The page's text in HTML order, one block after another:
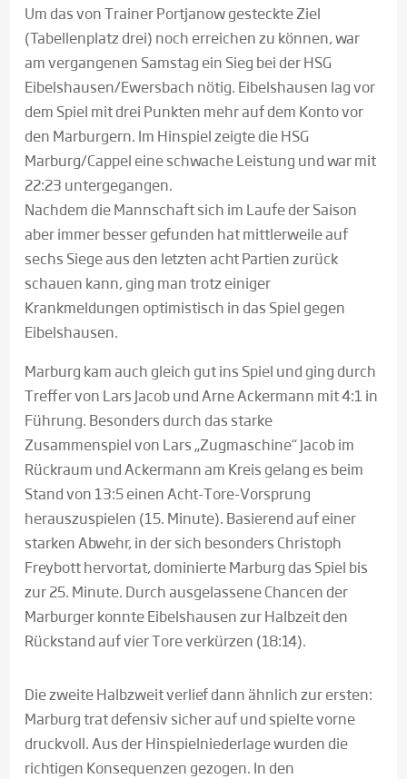
Um das von Trainer Portjanow gesteckte Ziel
(Tabellenplatz drei) noch erreichen zu können, war
am vergangenen Samstag ein Sieg bei der HSG
Eibelshausen/Ewersbach nötig. Eibelshausen lag vor
dem Spiel mit drei Punkten mehr auf dem Konto vor
den Marburgern. Im Hinspiel zeigte die HSG
Marburg/Cappel eine schwache Leistung und war mit
22:23 untergegangen.
Nachdem die Mannschaft sich im Laufe der Saison
aber immer besser gefunden hat mittlerweile auf
sechs Siege aus den letzten acht Partien zurück
schauen kann, ging man trotz einiger
Krankmeldungen optimistisch in das Spiel gegen
Eibelshausen.
Marburg kam auch gleich gut ins Spiel und ging durch
Treffer von Lars Jacob und Arne Ackermann mit 4:1 in
Führung. Besonders durch das starke
Zusammenspiel von Lars „Zugmaschine“ Jacob im
Rückraum und Ackermann am Kreis gelang es beim
Stand von 13:5 einen Acht-Tore-Vorsprung
herauszuspielen (15. Minute). Basierend auf einer
starken Abwehr, in der sich besonders Christoph
Freybott hervortat, dominierte Marburg das Spiel bis
zur 25. Minute. Durch ausgelassene Chancen der
Marburger konnte Eibelshausen zur Halbzeit den
Rückstand auf vier Tore verkürzen (18:14).
Die zweite Halbzweit verlief dann ähnlich zur ersten:
Marburg trat defensiv sicher auf und spielte vorne
druckvoll. Aus der Hinspielniederlage wurden die
richtigen Konsequenzen gezogen. In den